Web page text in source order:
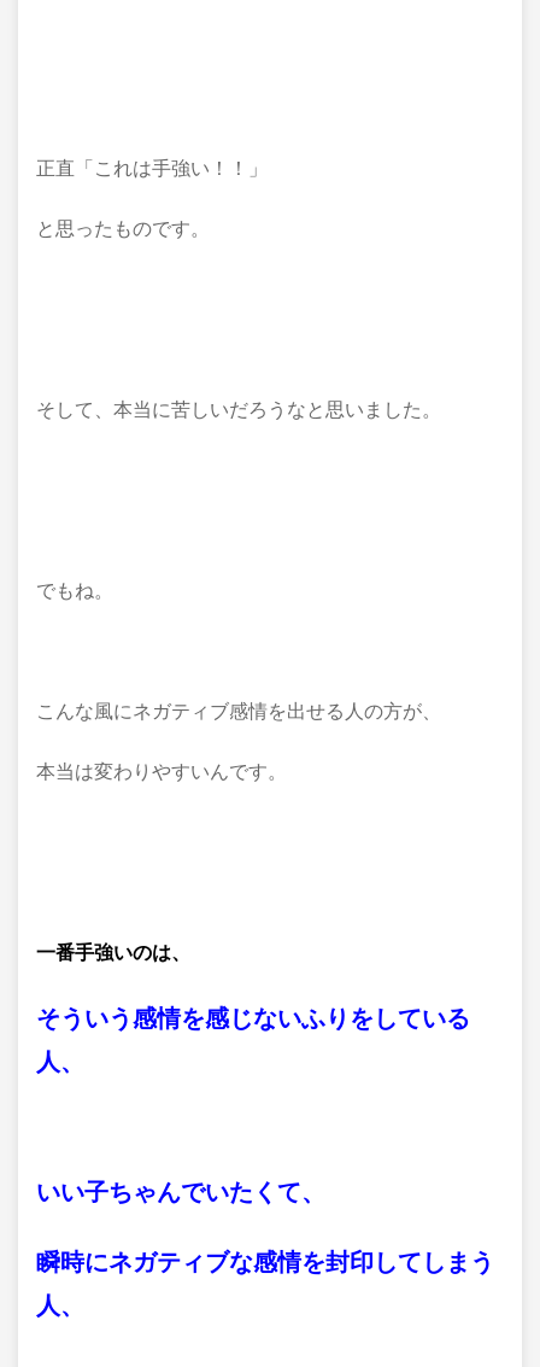
正直「これは手強い！！」
と思ったものです。
そして、本当に苦しいだろうなと思いました。
でもね。
こんな風にネガティブ感情を出せる人の方が、
本当は変わりやすいんです。
一番手強いのは、
そういう感情を感じないふりをしている
人、
いい子ちゃんでいたくて、
瞬時にネガティブな感情を封印してしまう
人、